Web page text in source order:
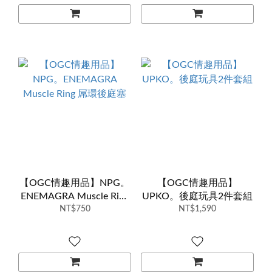
【OGC情趣用品】NPG。
ENEMAGRA Muscle Ring
屌環後庭塞
NT$750
【OGC情趣用品】
UPKO。後庭玩具2件套組
NT$1,590